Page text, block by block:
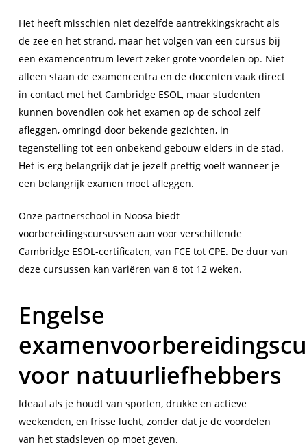
Het heeft misschien niet dezelfde aantrekkingskracht als
de zee en het strand, maar het volgen van een cursus bij
een examencentrum levert zeker grote voordelen op. Niet
alleen staan de examencentra en de docenten vaak direct
in contact met het Cambridge ESOL, maar studenten
kunnen bovendien ook het examen op de school zelf
afleggen, omringd door bekende gezichten, in
tegenstelling tot een onbekend gebouw elders in de stad.
Het is erg belangrijk dat je jezelf prettig voelt wanneer je
een belangrijk examen moet afleggen.
Onze partnerschool in Noosa biedt
voorbereidingscursussen aan voor verschillende
Cambridge ESOL-certificaten, van FCE tot CPE. De duur van
deze cursussen kan variëren van 8 tot 12 weken.
Engelse
voor natuurliefhebbers
Ideaal als je houdt van sporten, drukke en actieve
weekenden, en frisse lucht, zonder dat je de voordelen
van het stadsleven op moet geven.